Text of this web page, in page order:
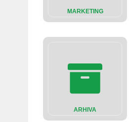
MARKETING
ARHIVA